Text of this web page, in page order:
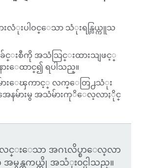
းလံုးပါဝင္ေသာ သံုးရန္လြယ္ကူသ
င္းစီကို အသံသြင္းထားသျဖင့္
းေထာင္၍ ရပါသည္။
မ်ားေၾကာင့္ လက္ေတြ႕သံုး
ေနမ်ားမွ အသံမ်ားကုိေလ့လာႏိုင္
လင္းေသာ အဂၤလိပ္စာေလ့လာ
မွန္တကယ္ကို အသံုး၀င္ပါသည္။